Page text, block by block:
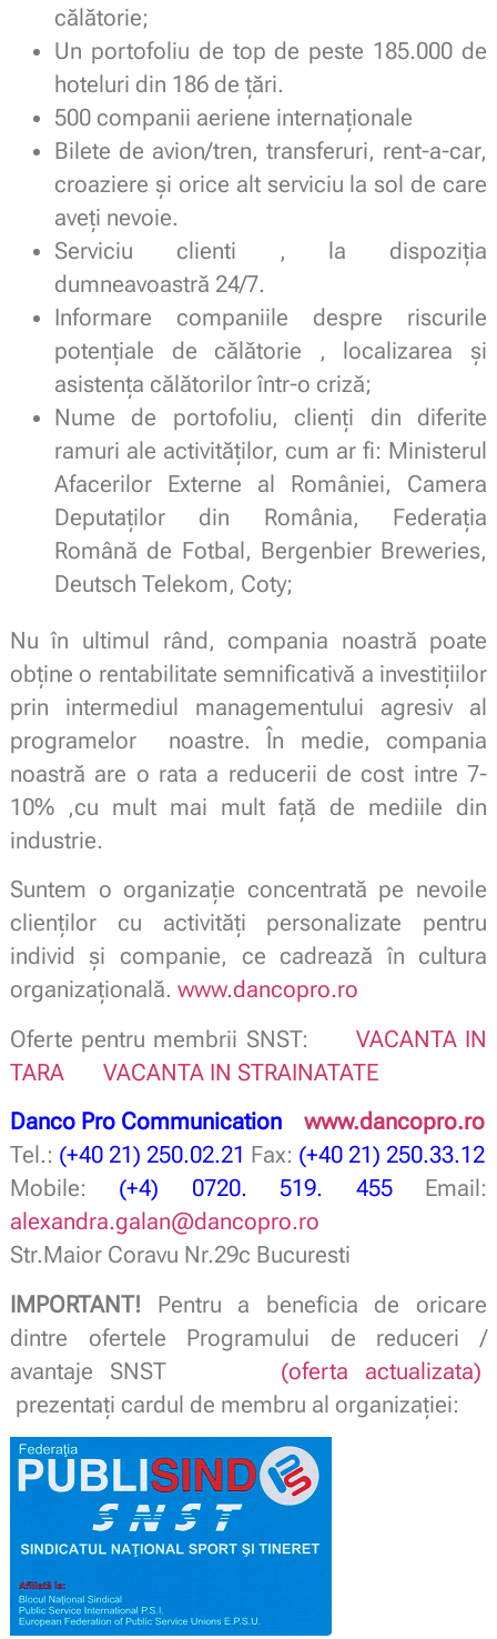
călătorie;
Un portofoliu de top de peste 185.000 de
hoteluri din 186 de țări.
500 companii aeriene internaționale
Bilete de avion/tren, transferuri, rent-a-car,
croaziere și orice alt serviciu la sol de care
aveți nevoie.
Serviciu clienti , la dispoziția
dumneavoastră 24/7.
Informare companiile despre riscurile
potențiale de călătorie , localizarea și
asistența călătorilor într-o criză;
Nume de portofoliu, clienți din diferite
ramuri ale activităților, cum ar fi: Ministerul
Afacerilor Externe al României, Camera
Deputaților din România, Federația
Română de Fotbal, Bergenbier Breweries,
Deutsch Telekom, Coty;
Nu în ultimul rând, compania noastră poate
obține o rentabilitate semnificativă a investițiilor
prin intermediul managementului agresiv al
programelor noastre. În medie, compania
noastră are o rata a reducerii de cost intre 7-
10% ,cu mult mai mult față de mediile din
industrie.
Suntem o organizație concentrată pe nevoile
clienţilor cu activităţi personalizate pentru
individ şi companie, ce cadrează în cultura
organizaţională. www.dancopro.ro
Oferte pentru membrii SNST: VACANTA IN
TARA
VACANTA IN STRAINATATE
Danco Pro Communication www.dancopro.ro
Tel.: (+40 21) 250.02.21 Fax: (+40 21) 250.33.12
Mobile: (+4) 0720. 519. 455 Email:
alexandra.galan@dancopro.ro
Str.Maior Coravu Nr.29c Bucuresti
IMPORTANT! Pentru a beneficia de oricare
dintre ofertele Programului de reduceri /
avantaje SNST (oferta actualizata)
prezentați cardul de membru al organizaţiei: